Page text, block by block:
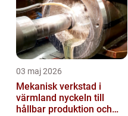
03 maj 2026
Mekanisk verkstad i
värmland nyckeln till
hållbar produktion och